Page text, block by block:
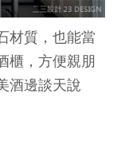
材質，也能當
櫃，方便親朋
酒邊談天說